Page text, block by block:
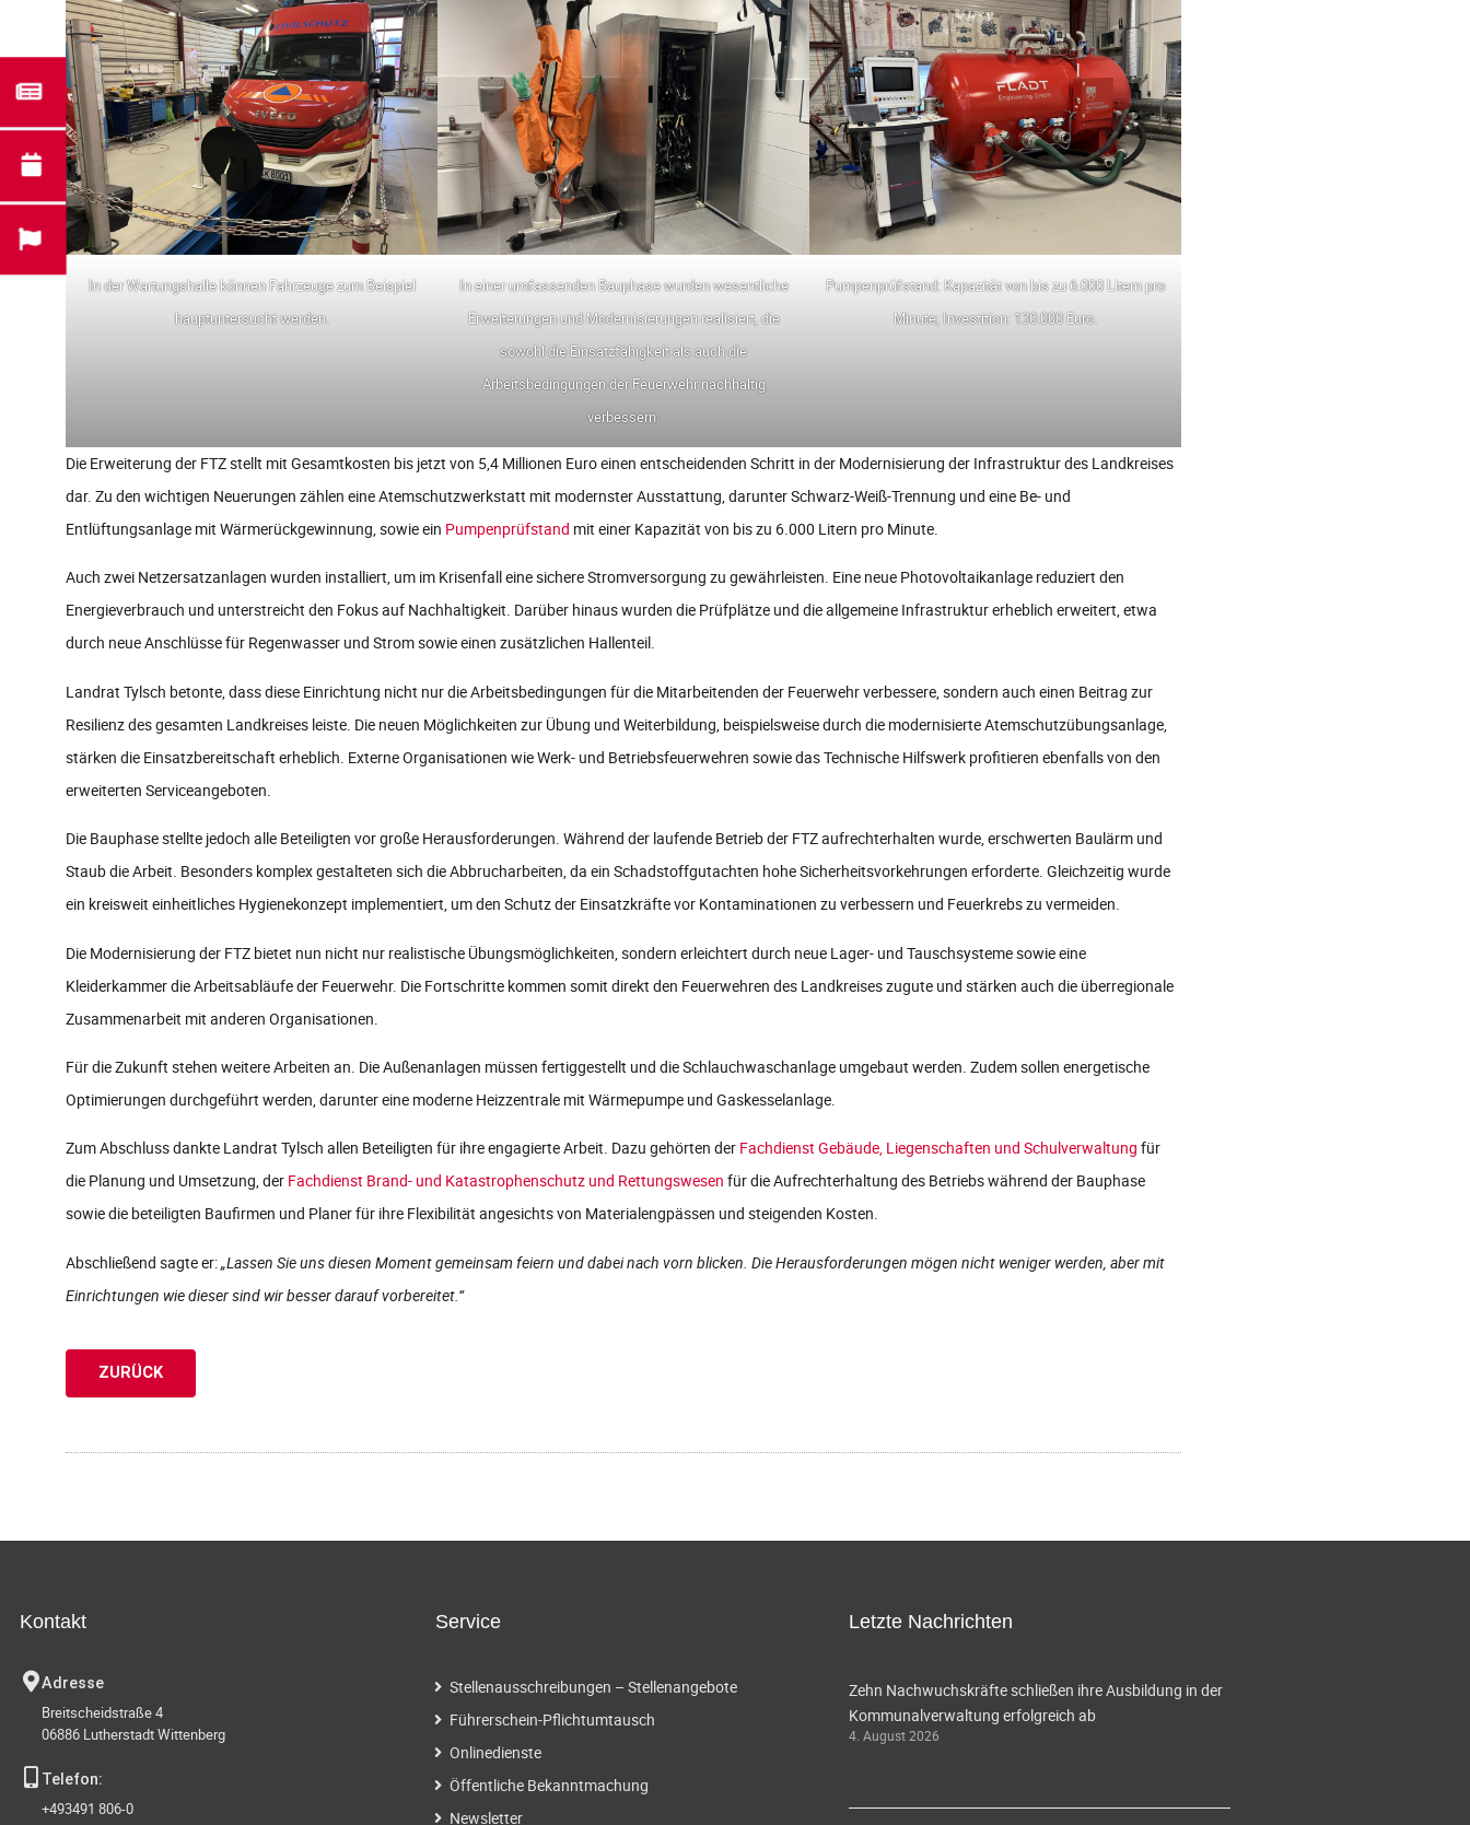
In der Wartungshalle können Fahrzeuge zum Beispiel
hauptuntersucht werden.
In einer umfassenden Bauphase wurden wesentliche
Erweiterungen und Modernisierungen realisiert, die
sowohl die Einsatzfähigkeit als auch die
Arbeitsbedingungen der Feuerwehr nachhaltig
verbessern.
Pumpenprüfstand: Kapazität von bis zu 6.000 Litern pro
Minute; Investition: 130.000 Euro.
Die Erweiterung der FTZ stellt mit Gesamtkosten bis jetzt von 5,4 Millionen Euro einen entscheidenden Schritt in der Modernisierung der Infrastruktur des Landkreises
dar. Zu den wichtigen Neuerungen zählen eine Atemschutzwerkstatt mit modernster Ausstattung, darunter Schwarz-Weiß-Trennung und eine Be- und
Entlüftungsanlage mit Wärmerückgewinnung, sowie ein Pumpenprüfstand mit einer Kapazität von bis zu 6.000 Litern pro Minute.
Auch zwei Netzersatzanlagen wurden installiert, um im Krisenfall eine sichere Stromversorgung zu gewährleisten. Eine neue Photovoltaikanlage reduziert den
Energieverbrauch und unterstreicht den Fokus auf Nachhaltigkeit. Darüber hinaus wurden die Prüfplätze und die allgemeine Infrastruktur erheblich erweitert, etwa
durch neue Anschlüsse für Regenwasser und Strom sowie einen zusätzlichen Hallenteil.
Landrat Tylsch betonte, dass diese Einrichtung nicht nur die Arbeitsbedingungen für die Mitarbeitenden der Feuerwehr verbessere, sondern auch einen Beitrag zur
Resilienz des gesamten Landkreises leiste. Die neuen Möglichkeiten zur Übung und Weiterbildung, beispielsweise durch die modernisierte Atemschutzübungsanlage,
stärken die Einsatzbereitschaft erheblich. Externe Organisationen wie Werk- und Betriebsfeuerwehren sowie das Technische Hilfswerk profitieren ebenfalls von den
erweiterten Serviceangeboten.
Die Bauphase stellte jedoch alle Beteiligten vor große Herausforderungen. Während der laufende Betrieb der FTZ aufrechterhalten wurde, erschwerten Baulärm und
Staub die Arbeit. Besonders komplex gestalteten sich die Abbrucharbeiten, da ein Schadstoffgutachten hohe Sicherheitsvorkehrungen erforderte. Gleichzeitig wurde
ein kreisweit einheitliches Hygienekonzept implementiert, um den Schutz der Einsatzkräfte vor Kontaminationen zu verbessern und Feuerkrebs zu vermeiden.
Die Modernisierung der FTZ bietet nun nicht nur realistische Übungsmöglichkeiten, sondern erleichtert durch neue Lager- und Tauschsysteme sowie eine
Kleiderkammer die Arbeitsabläufe der Feuerwehr. Die Fortschritte kommen somit direkt den Feuerwehren des Landkreises zugute und stärken auch die überregionale
Zusammenarbeit mit anderen Organisationen.
Für die Zukunft stehen weitere Arbeiten an. Die Außenanlagen müssen fertiggestellt und die Schlauchwaschanlage umgebaut werden. Zudem sollen energetische
Optimierungen durchgeführt werden, darunter eine moderne Heizzentrale mit Wärmepumpe und Gaskesselanlage.
Zum Abschluss dankte Landrat Tylsch allen Beteiligten für ihre engagierte Arbeit. Dazu gehörten der Fachdienst Gebäude, Liegenschaften und Schulverwaltung für
die Planung und Umsetzung, der Fachdienst Brand- und Katastrophenschutz und Rettungswesen für die Aufrechterhaltung des Betriebs während der Bauphase
sowie die beteiligten Baufirmen und Planer für ihre Flexibilität angesichts von Materialengpässen und steigenden Kosten.
Abschließend sagte er:„Lassen Sie uns diesen Moment gemeinsam feiern und dabei nach vorn blicken. Die Herausforderungen mögen nicht weniger werden, aber mit
Einrichtungen wie dieser sind wir besser darauf vorbereitet.“
ZURÜCK
Kontakt
Adresse
Breitscheidstraße 4
06886 Lutherstadt Wittenberg
Telefon:
+493491 806-0
Service
Stellenausschreibungen – Stellenangebote
Führerschein-Pflichtumtausch
Onlinedienste
Öffentliche Bekanntmachung
Newsletter
Letzte Nachrichten
Zehn Nachwuchskräfte schließen ihre Ausbildung in der
Kommunalverwaltung erfolgreich ab
4. August 2026